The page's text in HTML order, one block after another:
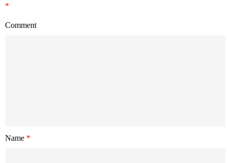
*
Comment
Name *